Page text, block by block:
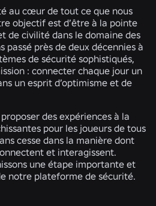
au cœur de tout ce que nous
objectif est d’être à la pointe
de civilité dans le domaine des
passé près de deux décennies à
de sécurité sophistiqués,
: connecter chaque jour un
un esprit d’optimisme et de
des expériences à la
pour les joueurs de tous
cesse dans la manière dont
et interagissent.
une étape importante et
notre plateforme de sécurité.